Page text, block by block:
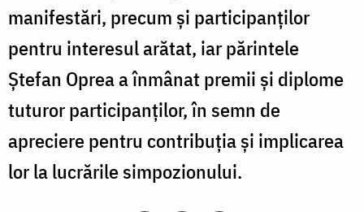
manifestări, precum și participanților
pentru interesul arătat, iar părintele
Ștefan Oprea a înmânat premii și diplome
tuturor participanților, în semn de
apreciere pentru contribuția și implicarea
lor la lucrările simpozionului.